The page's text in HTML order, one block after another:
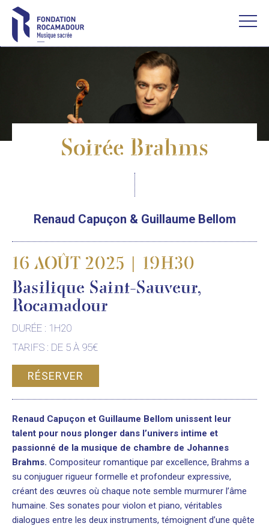
Soirée Brahms
Renaud Capuçon & Guillaume Bellom
16 AOÛT 2025 | 19H30
Basilique Saint-Sauveur,
Rocamadour
DURÉE : 1H20
TARIFS : DE 5 À 95€
RÉSERVER
Renaud Capuçon et Guillaume Bellom unissent leur
talent pour nous plonger dans l’univers intime et
passionné de la musique de chambre de Johannes
Brahms. Compositeur romantique par excellence, Brahms a
su conjuguer rigueur formelle et profondeur expressive,
créant des œuvres où chaque note semble murmurer l’âme
humaine. Ses sonates pour violon et piano, véritables
dialogues entre les deux instruments, témoignent d’une quête